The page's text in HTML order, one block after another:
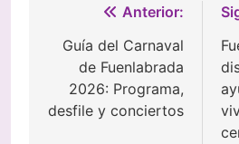
Navegación
de
entradas
Anterior:
Guía del Carnaval
de Fuenlabrada
2026: Programa,
desfile y conciertos